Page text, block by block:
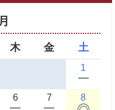
木 金 土
1
ー
6 7 8